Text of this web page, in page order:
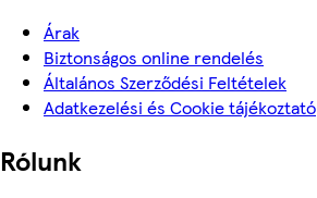
Árak
Biztonságos online rendelés
Általános Szerződési Feltételek
Adatkezelési és Cookie tájékoztató
Rólunk